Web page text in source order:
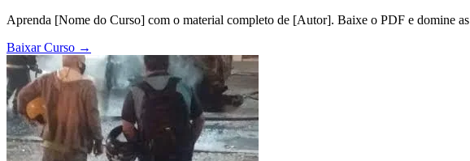
Aprenda [Nome do Curso] com o material completo de [Autor]. Baixe o PDF e domine
Baixar Curso →